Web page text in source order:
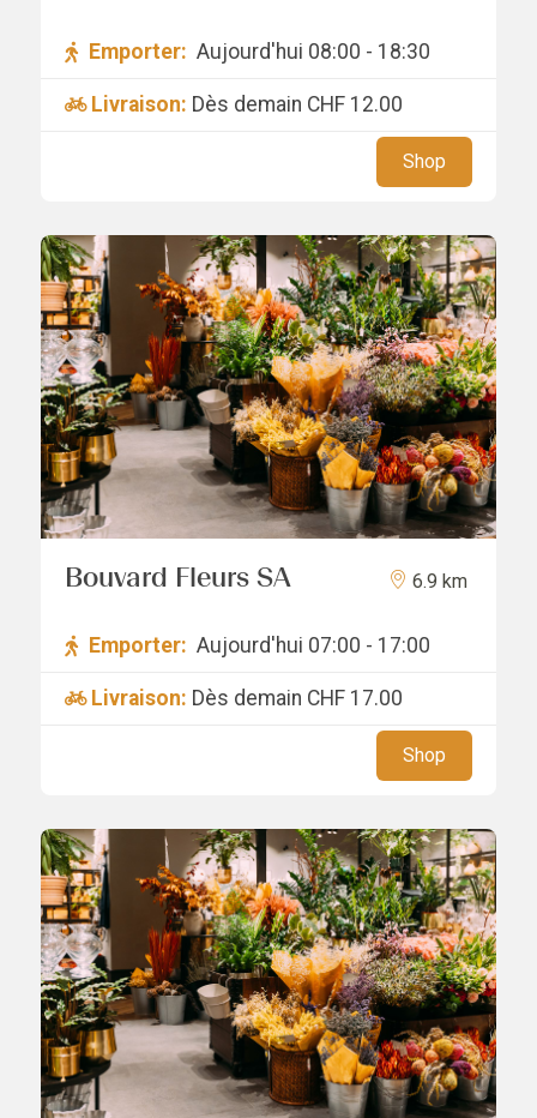
Emporter: Aujourd'hui 08:00 - 18:30
Livraison: Dès demain CHF 12.00
Shop
Bouvard Fleurs SA 6.9 km
Emporter: Aujourd'hui 07:00 - 17:00
Livraison: Dès demain CHF 17.00
Shop